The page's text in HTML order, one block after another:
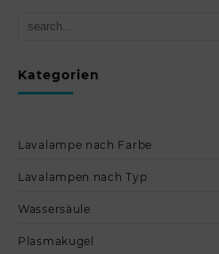
Kategorien
Lavalampe nach Farbe
Lavalampen nach Typ
Wassersäule
Plasmakugel